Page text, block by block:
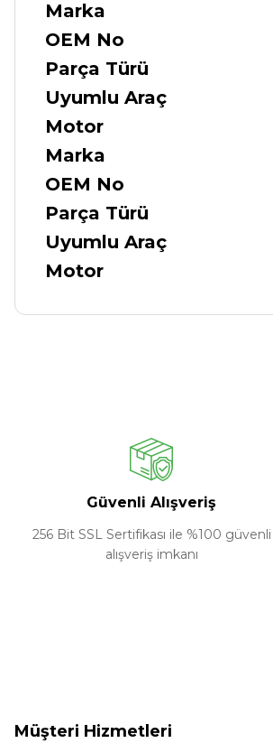
Marka
OEM No
Parça Türü
Uyumlu Araç
Motor
Marka
OEM No
Parça Türü
Uyumlu Araç
Motor
Güvenli Alışveriş
256 Bit SSL Sertifikası ile %100 güvenli
alışveriş imkanı
Müşteri Hizmetleri